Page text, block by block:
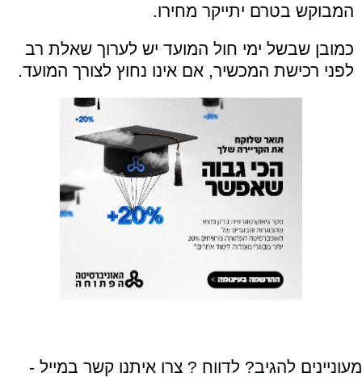
המבוקש בטרם יתייקר מחירו.
כמובן שבשל ימי חול המועד יש לערוך שאלת רב
לפני רכישת המכשיר, אם אינו נחוץ לצורך המועד.
מעוניינים להגיב? לדווח ? צרו איתנו קשר במייל -